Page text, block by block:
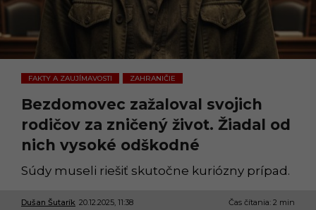
FAKTY A ZAUJÍMAVOSTI
,
ZAHRANIČIE
Bezdomovec zažaloval svojich
rodičov za zničený život. Žiadal od
nich vysoké odškodné
Súdy museli riešiť skutočne kuriózny prípad.
Dušan Šutarík 20.12.2025, 11:38
2
Čas čítania: 2 min